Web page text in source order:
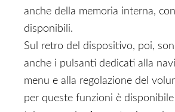
anche della memoria interna,
disponibili.
Sul retro del dispositivo, poi,
anche i pulsanti dedicati alla
menu e alla regolazione del
per queste funzioni è